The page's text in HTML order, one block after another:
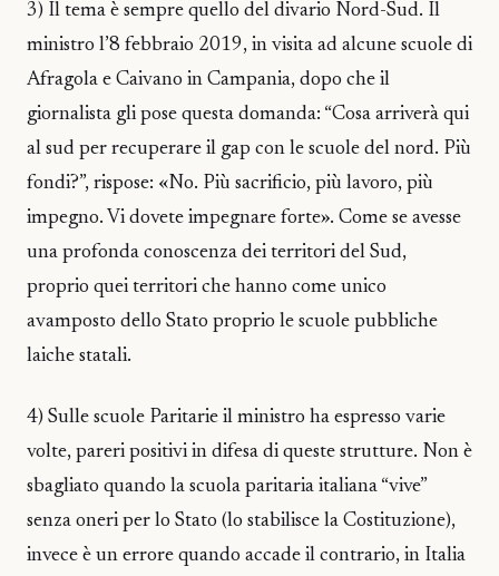
3) Il tema è sempre quello del divario Nord-Sud. Il
ministro l’8 febbraio 2019, in visita ad alcune scuole di
Afragola e Caivano in Campania, dopo che il
giornalista gli pose questa domanda: “Cosa arriverà qui
al sud per recuperare il gap con le scuole del nord. Più
fondi?”, rispose: «No. Più sacrificio, più lavoro, più
impegno. Vi dovete impegnare forte». Come se avesse
una profonda conoscenza dei territori del Sud,
proprio quei territori che hanno come unico
avamposto dello Stato proprio le scuole pubbliche
laiche statali.
4) Sulle scuole Paritarie il ministro ha espresso varie
volte, pareri positivi in difesa di queste strutture. Non è
sbagliato quando la scuola paritaria italiana “vive”
senza oneri per lo Stato (lo stabilisce la Costituzione),
invece è un errore quando accade il contrario, in Italia